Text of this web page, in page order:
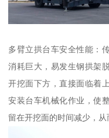
多臂立拱台车安全性能：
消耗巨大，易发生钢拱架
开挖面下方，直接面临着
安装台车机械化作业，使
留在开挖面的时间减少，从